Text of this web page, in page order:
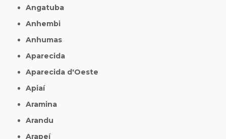
Angatuba
Anhembi
Anhumas
Aparecida
Aparecida d'Oeste
Apiaí
Aramina
Arandu
Arapeí